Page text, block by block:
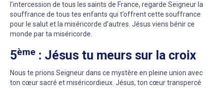
l’intercession de tous les saints de France, regarde Seigneur la
souffrance de tous tes enfants qui t’offrent cette souffrance
pour le salut et la miséricorde d’autres. Jésus viens bénir ce
monde par ta miséricorde.
5ème : Jésus tu meurs sur la croix
Nous te prions Seigneur dans ce mystère en pleine union avec
ton cœur sacré et miséricordieux. Jésus, ton cœur transpercé